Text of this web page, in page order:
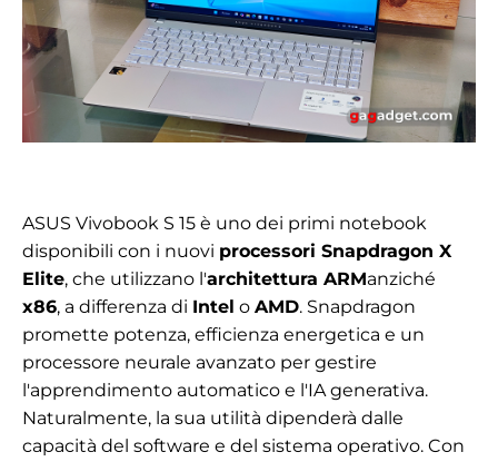
ASUS Vivobook S 15 è uno dei primi notebook
disponibili con i nuovi processori Snapdragon X
Elite, che utilizzano l'architettura ARManziché
x86, a differenza di Intel o AMD. Snapdragon
promette potenza, efficienza energetica e un
processore neurale avanzato per gestire
l'apprendimento automatico e l'IA generativa.
Naturalmente, la sua utilità dipenderà dalle
capacità del software e del sistema operativo. Con